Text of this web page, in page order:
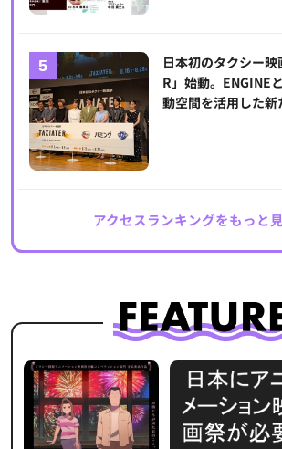
日本初のタクシー
R」始動。ENGINE
動空間を活用した
アクセスランキングをもっと